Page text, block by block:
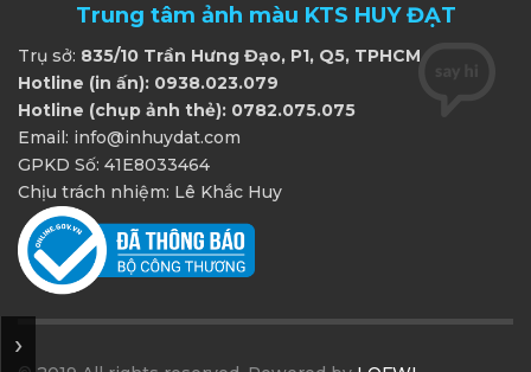
Trung tâm ảnh màu KTS HUY ĐẠT
Trụ sở: 835/10 Trần Hưng Đạo, P1, Q5, TPHCM
Hotline (in ấn): 0938.023.079
Hotline (chụp ảnh thẻ): 0782.075.075
Email: info@inhuydat.com
GPKD Số: 41E8033464
Chịu trách nhiệm: Lê Khắc Huy